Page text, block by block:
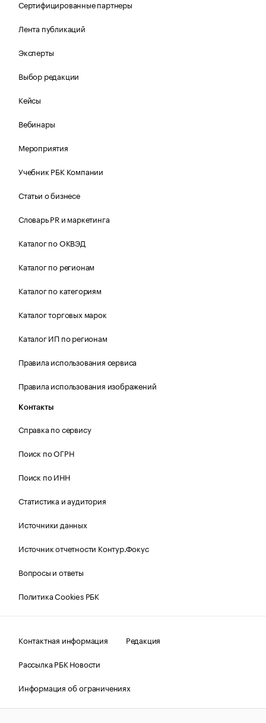
Сертифицированные партнеры
Лента публикаций
Эксперты
Выбор редакции
Кейсы
Вебинары
Мероприятия
Учебник РБК Компании
Статьи о бизнесе
Словарь PR и маркетинга
Каталог по ОКВЭД
Каталог по регионам
Каталог по категориям
Каталог торговых марок
Каталог ИП по регионам
Правила использования сервиса
Правила использования изображений
Контакты
Справка по сервису
Поиск по ОГРН
Поиск по ИНН
Статистика и аудитория
Источники данных
Источник отчетности Контур.Фокус
Вопросы и ответы
Политика Cookies РБК
Контактная информация
Редакция
Рассылка РБК Новости
Информация об ограничениях
Правовая информация
О соблюдении авторских прав